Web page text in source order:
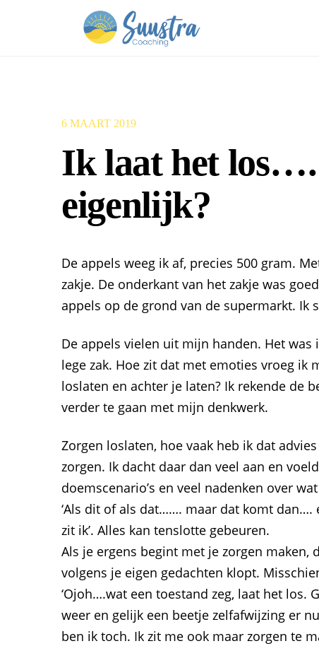
6 MAART 2019
Ik laat het
eigenlijk?
De appels weeg ik af, precies 500 gram.
zakje. De onderkant van het zakje was
appels op de grond van de supermarkt. Ik
De appels vielen uit mijn handen. Het was
lege zak. Hoe zit dat met emoties vroeg
loslaten en achter je laten? Ik rekende de
verder te gaan met mijn denkwerk.
Zorgen loslaten, hoe vaak heb ik dat
zorgen. Ik dacht daar dan veel aan en
doemscenario’s en veel nadenken over
‘Als dit of als dat……. maar dat komt
zit ik’. Alles kan tenslotte gebeuren.
Als je ergens begint met je zorgen
volgens je eigen gedachten klopt.
‘Ojoh….wat een toestand zeg, laat het los.
weer en gelijk een beetje zelfafwijzing er
ben ik toch. Ik zit me ook maar zorgen te